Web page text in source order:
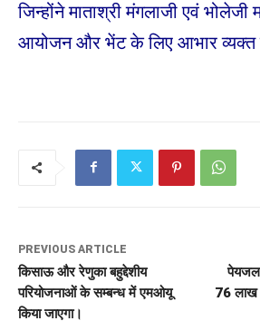
जिन्होंने माताश्री मंगलाजी एवं भोलेजी
आयोजन और भेंट के लिए आभार व्यक्त
PREVIOUS ARTICLE
किसाऊ और रेणुका बहुद्देशीय
परियोजनाओं के सम्बन्ध में एमओयू
किया जाएगा।
पेयजल
76 लाख